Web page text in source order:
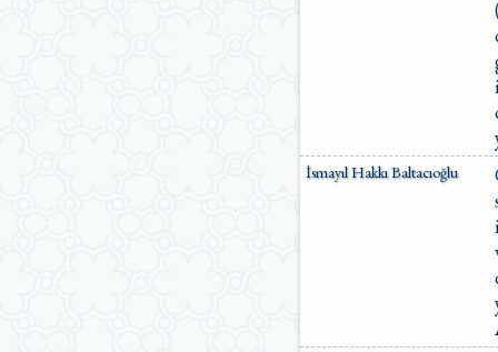
İsmayıl Hakkı Baltacıoğlu